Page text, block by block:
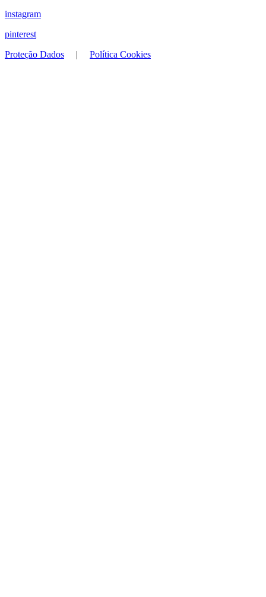
instagram
pinterest
Proteção Dados | Política Cookies